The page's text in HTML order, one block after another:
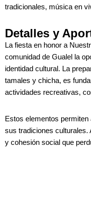
tradicionales, música en
Detalles y
La fiesta en honor a
comunidad de Gualel la
identidad cultural. La
tamales y chicha, es
actividades recreativas,
Estos elementos
sus tradiciones culturales.
y cohesión social que